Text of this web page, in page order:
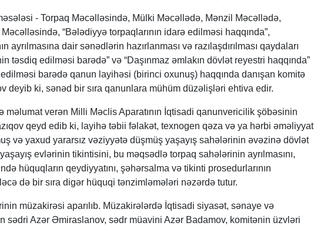
- Torpaq Məcəlləsində, Mülki Məcəllədə, Mənzil Məcəllədə,
“Bələdiyyə torpaqlarının idarə edilməsi haqqında”,
ayrılmasına dair sənədlərin hazırlanması və razılaşdırılması qaydaları
təsdiq edilməsi barədə” və “Daşınmaz əmlakın dövlət reyestri haqqında”
barədə qanun layihəsi (birinci oxunuş) haqqında danışan komitə
deyib ki, sənəd bir sıra qanunlara mühüm düzəlişləri ehtiva edir.
məlumat verən Milli Məclis Aparatının İqtisadi qanunvericilik şöbəsinin
qeyd edib ki, layihə təbii fəlakət, texnogen qəza və ya hərbi əməliyyat
və yaxud yararsız vəziyyətə düşmüş yaşayış sahələrinin əvəzinə dövlət
evlərinin tikintisini, bu məqsədlə torpaq sahələrinin ayrılmasını,
hüquqların qeydiyyatını, şəhərsalma və tikinti prosedurlarının
də bir sıra digər hüquqi tənzimləmələri nəzərdə tutur.
müzakirəsi aparılıb. Müzakirələrdə İqtisadi siyasət, sənaye və
sədri Azər Əmiraslanov, sədr müavini Azər Badamov, komitənin üzvləri